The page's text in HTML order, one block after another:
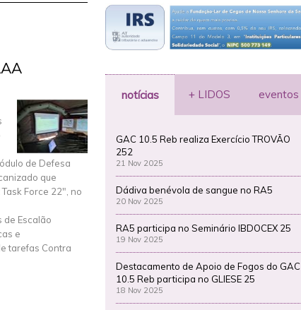
de Defesa
que
Force 22", no
de Escalão
e
tarefas Contra
notícias + LIDOS eventos
GAC 10.5 Reb realiza Exercício TROVÃO
252
21 Nov 2025
Dádiva benévola de sangue no RA5
20 Nov 2025
RA5 participa no Seminário IBDOCEX 25
19 Nov 2025
Destacamento de Apoio de Fogos do GAC
10.5 Reb participa no GLIESE 25
18 Nov 2025